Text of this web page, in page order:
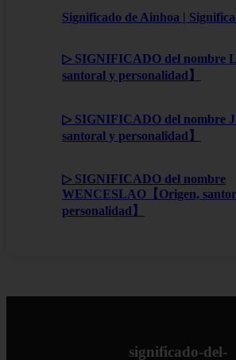
Significado de Ainhoa |
▷ SIGNIFICADO del nombre
santoral y personalidad】
▷ SIGNIFICADO del nombre
santoral y personalidad】
▷ SIGNIFICADO del nombre
WENCESLAO【Origen,
personalidad】
significado-del-